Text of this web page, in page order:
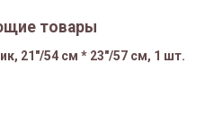
товары
21"/54 см * 23"/57 см, 1 шт.